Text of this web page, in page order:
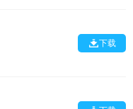
下载